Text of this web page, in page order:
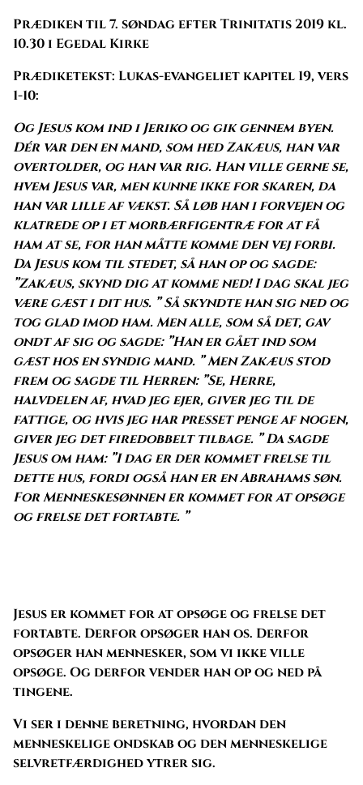
Prædiken til 7. søndag efter Trinitatis 2019 kl.
10.30 i Egedal Kirke
Prædiketekst: Lukas-evangeliet kapitel 19, vers
1-10:
Og Jesus kom ind i Jeriko og gik gennem byen.
Dér var den en mand, som hed Zakæus, han var
overtolder, og han var rig. Han ville gerne se,
hvem Jesus var, men kunne ikke for skaren, da
han var lille af vækst. Så løb han i forvejen og
klatrede op i et morbærfigentræ for at få
ham at se, for han måtte komme den vej forbi.
Da Jesus kom til stedet, så han op og sagde:
”Zakæus, skynd dig at komme ned! I dag skal jeg
være gæst i dit hus. ” Så skyndte han sig ned og
tog glad imod ham. Men alle, som så det, gav
ondt af sig og sagde: ”Han er gået ind som
gæst hos en syndig mand. ” Men Zakæus stod
frem og sagde til Herren: ”Se, Herre,
halvdelen af, hvad jeg ejer, giver jeg til de
fattige, og hvis jeg har presset penge af nogen,
giver jeg det firedobbelt tilbage. ” Da sagde
Jesus om ham: ”I dag er der kommet frelse til
dette hus, fordi også han er en Abrahams søn.
For Menneskesønnen er kommet for at opsøge
og frelse det fortabte. ”
Jesus er kommet for at opsøge og frelse det
fortabte. Derfor opsøger han os. Derfor
opsøger han mennesker, som vi ikke ville
opsøge. Og derfor vender han op og ned på
tingene.
Vi ser i denne beretning, hvordan den
menneskelige ondskab og den menneskelige
selvretfærdighed ytrer sig.